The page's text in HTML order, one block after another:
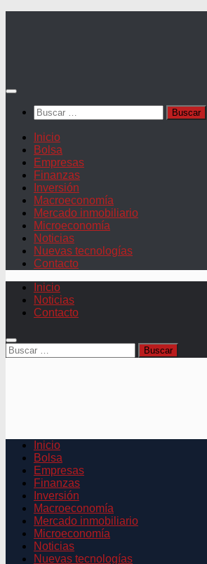
Buscar:
Inicio
Bolsa
Empresas
Finanzas
Inversión
Macroeconomía
Mercado inmobiliario
Microeconomía
Noticias
Nuevas tecnologías
Contacto
Inicio
Noticias
Contacto
Buscar:
Inicio
Bolsa
Empresas
Finanzas
Inversión
Macroeconomía
Mercado inmobiliario
Microeconomía
Noticias
Nuevas tecnologías